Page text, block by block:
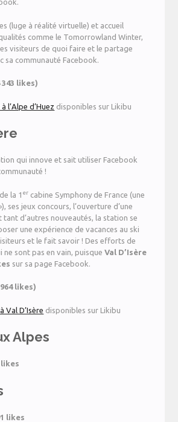
(luge à réalité virtuelle) et accueil
comme le Tomorrowland Winter,
visiteurs de quoi faire et le partage
sa communauté Facebook.
343 likes)
l’Alpe d’Huez disponibles sur Likibu
qui innove et sait utiliser Facebook
!
la 1 er cabine Symphony de France (une
ses jeux concours, l’ouverture d’une
tant d’autres nouveautés, la station se
une expérience de vacances au ski
et le fait savoir ! Des efforts de
ne sont pas en vain, puisqueVal D’Isère
sur sa page Facebook.
likes)
Val D’Isère disponibles sur Likibu
Alpes
likes
likes